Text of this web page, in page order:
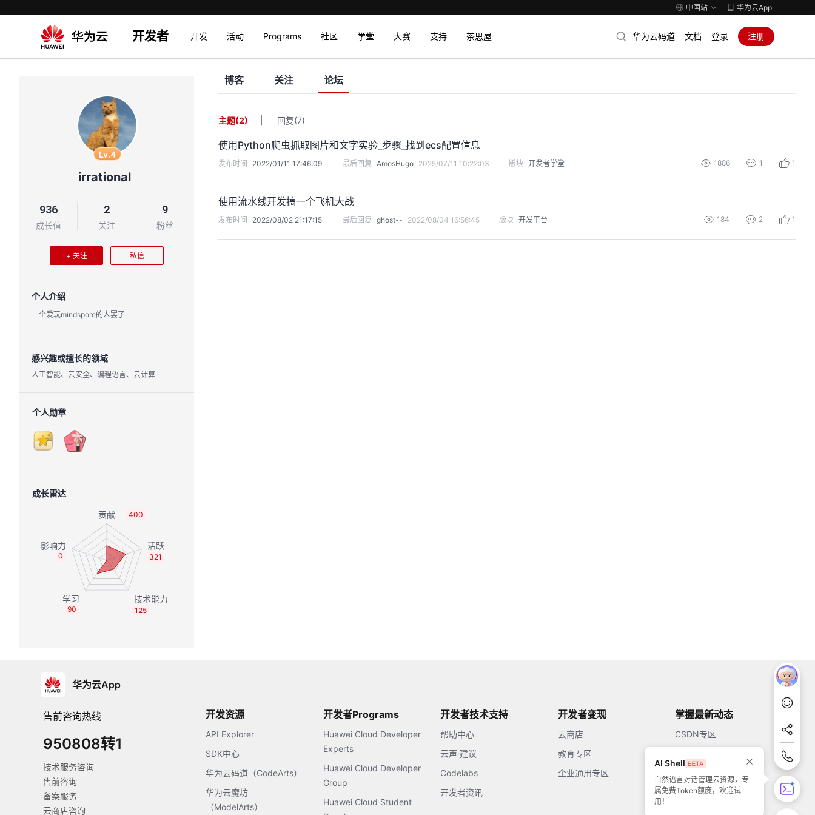
中国站 华为云App
开发者 开发 活动 Programs 社区 学堂 大赛 支持 茶思屋 华为云码道 文档 登录 注册
Lv.4
irrational
936
成长值
2
关注
9
粉丝
+ 关注 私信
个人介绍
一个爱玩mindspore的人罢了
感兴趣或擅长的领域
人工智能、云安全、编程语言、云计算
个人勋章
成长雷达
400
321
125
90
0
博客 关注 论坛
主题(2) 回复(7)
使用Python爬虫抓取图片和文字实验_步骤_找到ecs配置信息
发布时间 2022/01/11 17:46:09 最后回复 AmosHugo 2025/07/11 10:22:03 版块 开发者学堂 1886 1 1
使用流水线开发搞一个飞机大战
发布时间 2022/08/02 21:17:15 最后回复 ghost-- 2022/08/04 16:56:45 版块 开发平台 184 2 1
华为云App
售前咨询热线
950808转1
技术服务咨询
售前咨询
备案服务
云商店咨询
开发资源
API Explorer
SDK中心
华为云码道（CodeArts）
华为云魔坊
（ModelArts）
开发者Programs
Huawei Cloud Developer
Experts
Huawei Cloud Developer
Group
Huawei Cloud Student
开发者技术支持
帮助中心
云声·建议
Codelabs
开发者资讯
开发者变现
云商店
教育专区
企业通用专区
掌握最新动态
CSDN专区
51CTO
AI Shell
自然语言对话管理云资源，专
属免费Token额度，欢迎试
用！